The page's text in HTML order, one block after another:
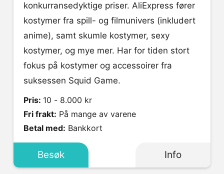
konkurransedyktige priser. AliExpress fører
kostymer fra spill- og filmunivers (inkludert
anime), samt skumle kostymer, sexy
kostymer, og mye mer. Har for tiden stort
fokus på kostymer og accessoirer fra
suksessen Squid Game.
Pris: 10 - 8.000 kr
Fri frakt: På mange av varene
Betal med: Bankkort
Besøk Info